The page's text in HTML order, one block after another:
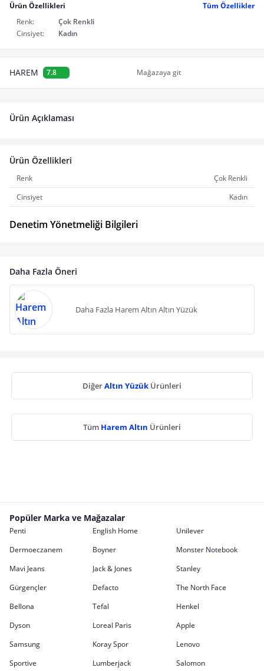
Ürün Özellikleri
Tüm Özellikler
Renk:
Çok Renkli
Cinsiyet:
Kadın
HAREM 7.8 Mağazaya git
Ürün Açıklaması
Ürün Özellikleri
Renk
Çok Renkli
Cinsiyet
Kadın
Denetim Yönetmeliği Bilgileri
Daha Fazla Öneri
Daha Fazla Harem Altın Altın Yüzük
DiğerAltın Yüzük Ürünleri
Tüm Harem Altın Ürünleri
Popüler Marka ve Mağazalar
Penti English Home
Unilever
Dermoeczanem
Boyner
Monster Notebook
Mavi Jeans
Jack & Jones
Stanley
Gürgençler
Defacto
The North Face
Bellona
Tefal
Henkel
Dyson
Loreal Paris
Apple
Samsung
Koray Spor
Lenovo
Sportive
Lumberjack Salomon